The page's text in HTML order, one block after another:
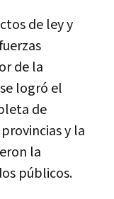
de ley y
de la
logró el
de
y la
la
públicos.